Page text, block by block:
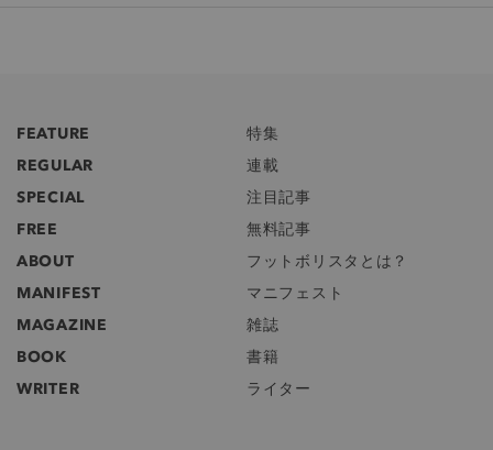
FEATURE
特集
REGULAR
連載
SPECIAL
注目記事
FREE
無料記事
ABOUT
フットボリスタとは？
MANIFEST
マニフェスト
MAGAZINE
雑誌
BOOK
書籍
WRITER
ライター